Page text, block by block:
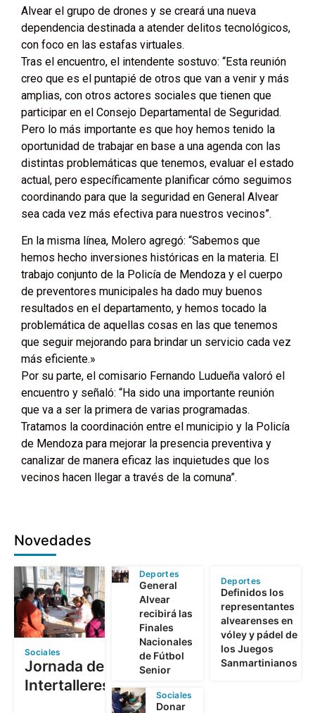
Alvear el grupo de drones y se creará una nueva
dependencia destinada a atender delitos tecnológicos,
con foco en las estafas virtuales.
Tras el encuentro, el intendente sostuvo: “Esta reunión
creo que es el puntapié de otros que van a venir y más
amplias, con otros actores sociales que tienen que
participar en el Consejo Departamental de Seguridad.
Pero lo más importante es que hoy hemos tenido la
oportunidad de trabajar en base a una agenda con las
distintas problemáticas que tenemos, evaluar el estado
actual, pero específicamente planificar cómo seguimos
coordinando para que la seguridad en General Alvear
sea cada vez más efectiva para nuestros vecinos”.
En la misma línea, Molero agregó: “Sabemos que
hemos hecho inversiones históricas en la materia. El
trabajo conjunto de la Policía de Mendoza y el cuerpo
de preventores municipales ha dado muy buenos
resultados en el departamento, y hemos tocado la
problemática de aquellas cosas en las que tenemos
que seguir mejorando para brindar un servicio cada vez
más eficiente.»
Por su parte, el comisario Fernando Ludueña valoró el
encuentro y señaló: “Ha sido una importante reunión
que va a ser la primera de varias programadas.
Tratamos la coordinación entre el municipio y la Policía
de Mendoza para mejorar la presencia preventiva y
canalizar de manera eficaz las inquietudes que los
vecinos hacen llegar a través de la comuna”.
Novedades
Sociales
Jornada de
Intertalleres
Deportes
General
Alvear
recibirá las
Finales
Nacionales
de Fútbol
Senior
Deportes
Definidos los
representantes
alvearenses en
vóley y pádel de
los Juegos
Sanmartinianos
Sociales
Donar